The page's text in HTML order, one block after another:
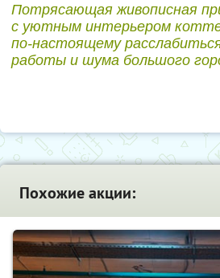
Потрясающая живописная
с уютным интерьером
по-настоящему
работы и шума большого
Похожие акции: